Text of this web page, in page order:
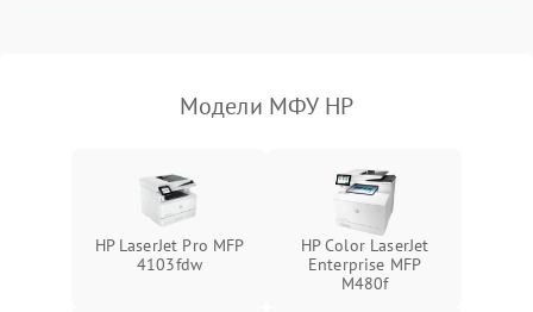
Модели МФУ HP
HP LaserJet Pro MFP
4103fdw
HP Color LaserJet
Enterprise MFP
M480f